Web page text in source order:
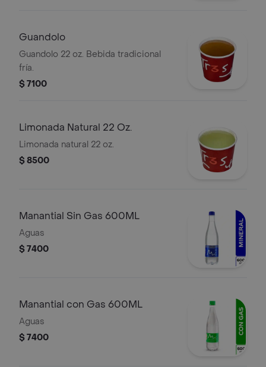
Guandolo
Guandolo 22 oz. Bebida tradicional
fría.
$ 7100
Limonada Natural 22 Oz.
Limonada natural 22 oz.
$ 8500
Manantial Sin Gas 600ML
Aguas
$ 7400
Manantial con Gas 600ML
Aguas
$ 7400